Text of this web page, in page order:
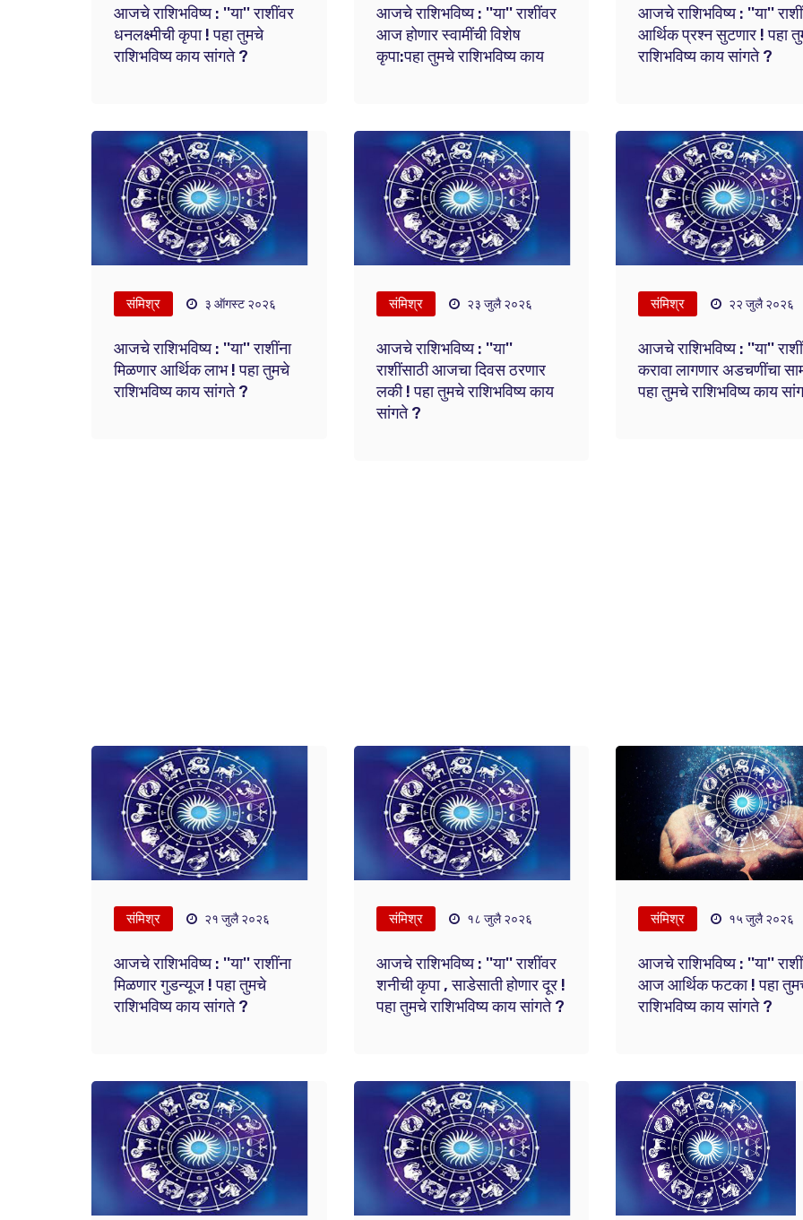
आजचे राशिभविष्य : ''या'' राशींवर
धनलक्ष्मीची कृपा ! पहा तुमचे
राशिभविष्य काय सांगते ?
आजचे राशिभविष्य : ''या'' राशींवर
आज होणार स्वामींची विशेष
कृपा:पहा तुमचे राशिभविष्य काय
आजचे राशिभविष्य : ''या''
आर्थिक प्रश्न सुटणार ! पहा
राशिभविष्य काय सांगते ?
संमिश्र ३ ऑगस्ट २०२६
आजचे राशिभविष्य : ''या'' राशींना
मिळणार आर्थिक लाभ ! पहा तुमचे
राशिभविष्य काय सांगते ?
संमिश्र २३ जुलै २०२६
आजचे राशिभविष्य : ''या''
राशींसाठी आजचा दिवस ठरणार
लकी ! पहा तुमचे राशिभविष्य काय
सांगते ?
संमिश्र २२ जुलै २०२६
आजचे राशिभविष्य : ''या''
करावा लागणार अडचणींचा
पहा तुमचे राशिभविष्य काय
संमिश्र २१ जुलै २०२६
आजचे राशिभविष्य : ''या'' राशींना
मिळणार गुडन्यूज ! पहा तुमचे
राशिभविष्य काय सांगते ?
संमिश्र १८ जुलै २०२६
आजचे राशिभविष्य : ''या'' राशींवर
शनीची कृपा , साडेसाती होणार दूर !
पहा तुमचे राशिभविष्य काय सांगते ?
संमिश्र १५ जुलै २०२६
आजचे राशिभविष्य : ''या''
आज आर्थिक फटका ! पहा
राशिभविष्य काय सांगते ?